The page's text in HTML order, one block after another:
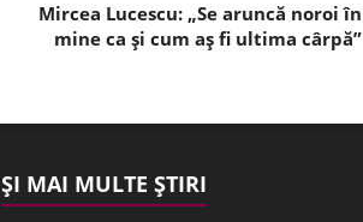
Mircea Lucescu: „Se aruncă noroi în
mine ca şi cum aş fi ultima cârpă”
ȘI MAI MULTE ȘTIRI